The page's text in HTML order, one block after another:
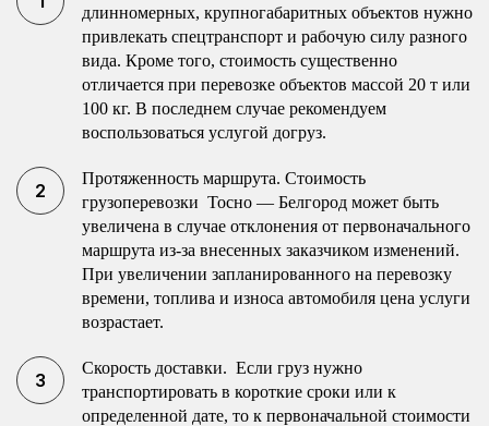
длинномерных, крупногабаритных объектов нужно
привлекать спецтранспорт и рабочую силу разного
вида. Кроме того, стоимость существенно
отличается при перевозке объектов массой 20 т или
100 кг. В последнем случае рекомендуем
воспользоваться услугой догруз.
Протяженность маршрута. Стоимость
грузоперевозки Тосно — Белгород может быть
увеличена в случае отклонения от первоначального
маршрута из-за внесенных заказчиком изменений.
При увеличении запланированного на перевозку
времени, топлива и износа автомобиля цена услуги
возрастает.
Скорость доставки. Если груз нужно
транспортировать в короткие сроки или к
определенной дате, то к первоначальной стоимости